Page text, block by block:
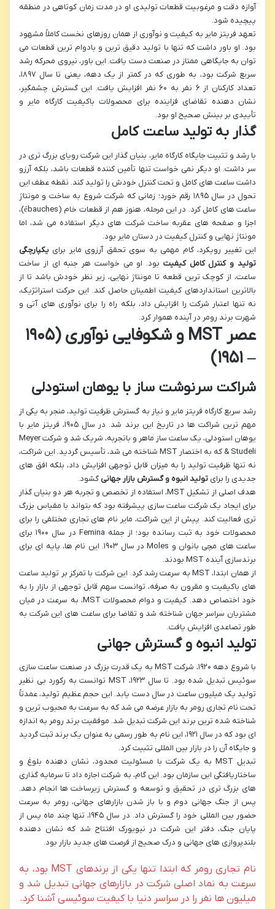
آوازه دقت و مرغوبیت قطعات تولیدی او در مدت زمان کوتاهی در منطقه
پیچیده شود.
تعهد فریتز مایر به کیفیت و نوآوری از همان روزهای نخست کاملاً مشهود
بود. او باور داشت که تنها با تولید دقیق ترین و بادوام ترین قطعات می
توان به جایگاهی ممتاز در صنعت دست یافت. این باور، نیروی محرکه رشد
سریع شرکت بود، به طوری که در کمتر از یک دهه، یعنی تا سال ۱۸۹۷،
تعداد کارکنان از ۶ نفر به ۶۰ نفر افزایش یافت. این گسترش چشمگیر،
نشان دهنده تقاضای فزاینده برای محصولات باکیفیت کارگاه مایر و
تأییدی بر بینش صحیح او بود.
گذار به تولید ساعت کامل
با رشد و تثبیت جایگاه کارگاه مایر، بنیان گذار این شرکت رویای بزرگ تری در
سر داشت. او دیگر نمی خواست تنها تأمین کننده قطعات باشد، بلکه آرزو
داشت ساعت های کامل و تحت کنترل خودش را تولید کند. نقطه عطف این
تحول در سال ۱۸۹۵ رقم خورد؛ زمانی که شرکت شروع به ساخت و مونتاژ
ساعت های کامل کرد. در این مرحله، هنوز هم از قطعات خام (ébauches)،
اجزا و صفحه های عقربه ساخت شرکت های دیگر استفاده می شد، اما
مونتاژ نهایی و کنترل کیفیت در دستان مایر بود.
این تغییر رویکرد، گام مهمی به سوی تحقق آرزوی مایر برای یکپارچگی
تولید و کنترل کامل کیفیت بود. او می خواست هر جنبه ای از ساخت
ساعت، از کوچک ترین قطعه تا مونتاژ نهایی، زیر نظر خودش باشد تا از
بالاترین استانداردهای کیفیت اطمینان حاصل کند. این حرکت استراتژیک،
نه تنها اعتبار شرکت را افزایش داد، بلکه راه را برای نوآوری های آتی و
شهرت برند رومر در آینده هموار کرد.
عصر MST و شکوفایی نوآوری (۱۹۰۵
– ۱۹۵۱)
شراکت سرنوشت ساز با یوهان استودلی
رشد سریع کارگاه فریتز مایر و نیاز به گسترش ظرفیت تولید، منجر به یکی از
مهم ترین شراکت ها در تاریخ این برند شد. در سال ۱۹۰۵، فریتز مایر با
یوهان استودلی، یک ساعت ساز ماهر و باتجربه، شریک شد و شرکت Meyer
& Studeli که به اختصار MST شناخته می شد، تأسیس گردید. این شراکت،
نه تنها ظرفیت تولید را به میزان قابل توجهی افزایش داد، بلکه افق های
جدیدی را برای تولید انبوه و گسترش بازار جهانی گشود.
هدف اصلی از تشکیل MST، استفاده از تخصص و تجربه هر دو بنیان گذار
برای ایجاد یک شرکت ساعت سازی پیشرفته بود که بتواند با مقیاس بزرگ
تری فعالیت کند. پیش از این شراکت، مایر نام های تجاری مختلفی را برای
محصولات خود به ثبت رسانده بود؛ از جمله Femina در سال ۱۹۰۰ برای
ساعت های مچی بانوان و Moles در سال ۱۹۰۳. این نام ها، پایه ای برای
برندسازی آینده MST بودند.
از همان ابتدا، MST به سرعت رشد کرد. این شرکت با تمرکز بر تولید ساعت
های باکیفیت و مقرون به صرفه، توانست سهم قابل توجهی از بازار را به
خود اختصاص دهد. کیفیت و دوام محصولات MST، به سرعت در میان
مشتریان سراسر جهان شناخته شد و تقاضا برای ساعت های این شرکت به
طور تصاعدی افزایش یافت.
تولید انبوه و گسترش جهانی
با شروع دهه ۱۹۲۰، شرکت MST به یک قدرت بزرگ در صنعت ساعت سازی
سوئیس تبدیل شده بود. تا سال ۱۹۲۳، MST توانست به رکورد بی نظیر
تولید یک میلیون ساعت در سال دست یابد. این حجم عظیم تولید، عمدتاً
تحت نام تجاری رومر به بازار عرضه می شد که به سرعت به محبوب ترین و
شناخته شده ترین برند این شرکت تبدیل شد. موفقیت برند رومر به اندازه
ای بود که در سال ۱۹۲۱، این نام به طور رسمی به عنوان یک برند ثبت گردید
و جایگاه آن را در بازار بین المللی تثبیت کرد.
تبدیل MST به یک شرکت با مسئولیت محدود، نشان دهنده بلوغ و
ساختاریافتگی این سازمان بود. این گام، به شرکت اجازه داد تا سرمایه گذاری
های بزرگ تری در تحقیق و توسعه و گسترش زیرساخت ها انجام دهد.
پس از جنگ جهانی دوم و با باز شدن بازارهای جهانی، رومر به سرعت
حضور بین المللی خود را گسترش داد. در سال ۱۹۴۵، تنها چند ماه پس از
پایان جنگ، دفتر این شرکت در نیویورک افتتاح شد که نشان دهنده
بلندپروازی های جهانی و درک صحیح از فرصت های جدید بازار بود.
نام تجاری رومر که ابتدا تنها یکی از برندهای MST بود، به
سرعت به نماد اصلی شرکت در بازارهای جهانی تبدیل شد و
میلیون ها نفر را در سراسر دنیا با کیفیت سوئیسی آشنا کرد.